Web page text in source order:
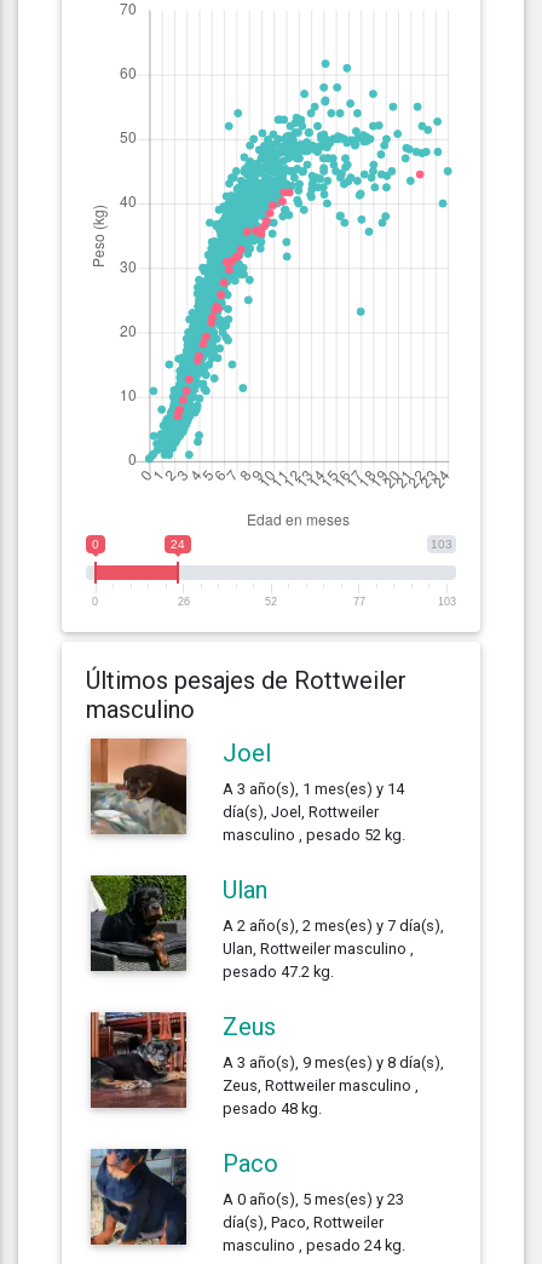
103
0 24
0 26 52 77 103
Últimos pesajes de Rottweiler
masculino
Joel
A 3 año(s), 1 mes(es) y 14
día(s), Joel, Rottweiler
masculino , pesado 52 kg.
Ulan
A 2 año(s), 2 mes(es) y 7 día(s),
Ulan, Rottweiler masculino ,
pesado 47.2 kg.
Zeus
A 3 año(s), 9 mes(es) y 8 día(s),
Zeus, Rottweiler masculino ,
pesado 48 kg.
Paco
A 0 año(s), 5 mes(es) y 23
día(s), Paco, Rottweiler
masculino , pesado 24 kg.